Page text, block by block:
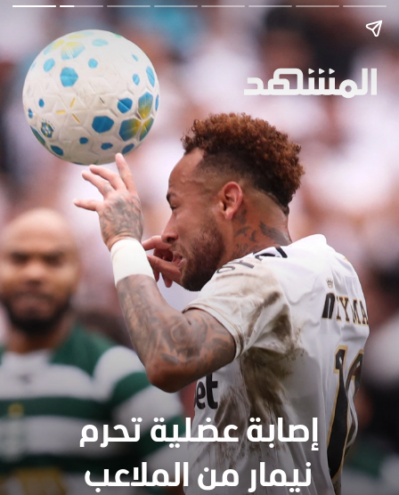
إصابة عضلية تحرم
نيمار من الملاعب